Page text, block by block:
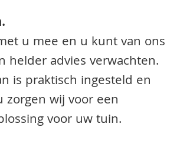
u mee en u kunt van ons
helder advies verwachten.
is praktisch ingesteld en
zorgen wij voor een
voor uw tuin.